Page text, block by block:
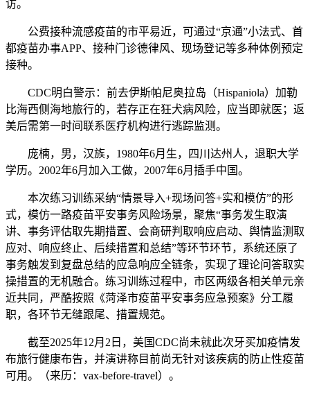
访。
公费接种流感疫苗的市平易近，可通过“京通”小法式、首
都疫苗办事APP、接种门诊德律风、现场登记等多种体例预定
接种。
CDC明白警示：前去伊斯帕尼奥拉岛（Hispaniola）加勒
比海西侧海地旅行的，若存正在狂犬病风险，应当即就医；返
美后需第一时间联系医疗机构进行逃踪监测。
庞楠，男，汉族，1980年6月生，四川达州人，退职大学
学历。2002年6月加入工做，2007年6月插手中国。
本次练习训练采纳“情景导入+现场问答+实和模仿”的形
式，模仿一路疫苗平安事务风险场景，聚焦“事务发生取演
讲、事务评估取先期措置、会商研判取响应启动、舆情监测取
应对、响应终止、后续措置和总结”等环节环节，系统还原了
事务触发到复盘总结的应急响应全链条，实现了理论问答取实
操措置的无机融合。练习训练过程中，市区两级各相关单元亲
近共同，严酷按照《菏泽市疫苗平安事务应急预案》分工履
职，各环节无缝跟尾、措置规范。
截至2025年12月2日，美国CDC尚未就此次牙买加疫情发
布旅行健康布告，并演讲称目前尚无针对该疾病的防止性疫苗
可用。（来历：vax-before-travel）。